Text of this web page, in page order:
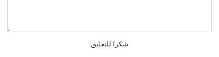
شكرا للتعليق